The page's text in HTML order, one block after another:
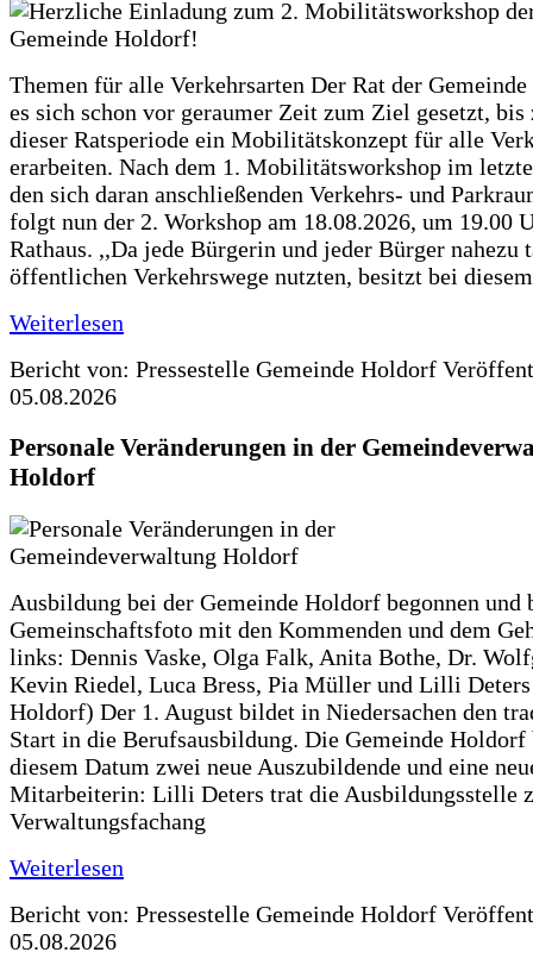
Themen für alle Verkehrsarten Der Rat der
es sich schon vor geraumer Zeit zum Ziel gesetzt, bis
dieser Ratsperiode ein Mobilitätskonzept für alle
erarbeiten. Nach dem 1. Mobilitätsworkshop im
den sich daran anschließenden Verkehrs- und
folgt nun der 2. Workshop am 18.08.2026, um 19.00
Rathaus. ,,Da jede Bürgerin und jeder Bürger nahezu
öffentlichen Verkehrswege nutzten, besitzt bei
Weiterlesen
Bericht von: Pressestelle Gemeinde Holdorf
05.08.2026
Personale Veränderungen in der
Holdorf
Ausbildung bei der Gemeinde Holdorf begonnen und
Gemeinschaftsfoto mit den Kommenden und dem
links: Dennis Vaske, Olga Falk, Anita Bothe, Dr.
Kevin Riedel, Luca Bress, Pia Müller und Lilli
Holdorf) Der 1. August bildet in Niedersachen den
Start in die Berufsausbildung. Die Gemeinde Holdorf
diesem Datum zwei neue Auszubildende und eine
Mitarbeiterin: Lilli Deters trat die Ausbildungsstelle
Verwaltungsfachang
Weiterlesen
Bericht von: Pressestelle Gemeinde Holdorf
05.08.2026